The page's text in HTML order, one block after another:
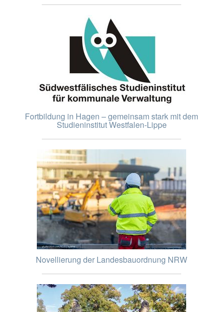
Fortbildung in Hagen – gemeinsam stark mit dem
Studieninstitut Westfalen-Lippe
Novellierung der Landesbauordnung NRW